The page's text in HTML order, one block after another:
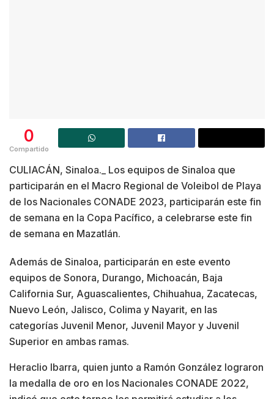
0
Compartido
CULIACÁN, Sinaloa._ Los equipos de Sinaloa que
participarán en el Macro Regional de Voleibol de Playa
de los Nacionales CONADE 2023, participarán este fin
de semana en la Copa Pacífico, a celebrarse este fin
de semana en Mazatlán.
Además de Sinaloa, participarán en este evento
equipos de Sonora, Durango, Michoacán, Baja
California Sur, Aguascalientes, Chihuahua, Zacatecas,
Nuevo León, Jalisco, Colima y Nayarit, en las
categorías Juvenil Menor, Juvenil Mayor y Juvenil
Superior en ambas ramas.
Heraclio Ibarra, quien junto a Ramón González lograron
la medalla de oro en los Nacionales CONADE 2022,